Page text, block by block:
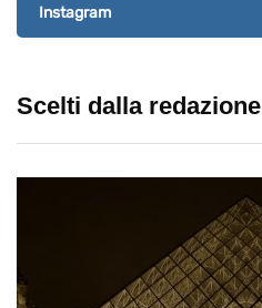
Instagram
Scelti dalla redazione